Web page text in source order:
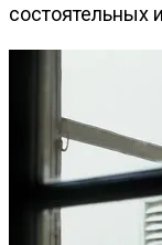
состоятельных